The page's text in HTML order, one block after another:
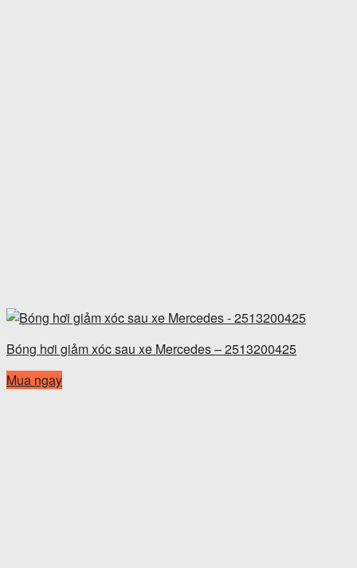
Bóng hơi giảm xóc sau xe Mercedes – 2513200425
Mua ngay